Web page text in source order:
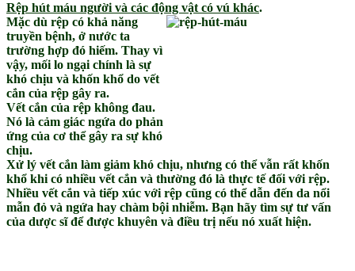
Rệp hút máu người và các động vật có vú khác.
Mặc dù rệp có khả năng
truyền bệnh, ở nước ta
trường hợp đó hiếm. Thay vì
vậy, mối lo ngại chính là sự
khó chịu và khốn khổ do vết
cắn của rệp gây ra.
Vết cắn của rệp không đau.
Nó là cảm giác ngứa do phản
ứng của cơ thể gây ra sự khó
chịu.
Xử lý vết cắn làm giảm khó chịu, nhưng có thể vẫn rất khốn
khổ khi có nhiều vết cắn và thường đó là thực tế đối với rệp.
Nhiều vết cắn và tiếp xúc với rệp cũng có thể dẫn đến da nổi
mẫn đỏ và ngứa hay chàm bội nhiễm. Bạn hãy tìm sự tư vấn
của dược sĩ để được khuyên và điều trị nếu nó xuất hiện.